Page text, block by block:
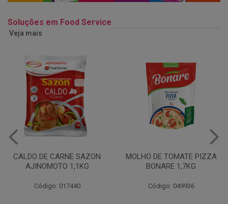
Soluções em Food Service
Veja mais
MOLHO DE TOMATE PIZZA
BONARE 1,7KG
Código: 049936
MARGARINA USO
PROFISSIONAL 80% CUKIN
Código: 062469